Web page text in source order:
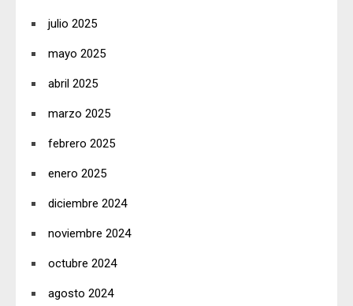
julio 2025
mayo 2025
abril 2025
marzo 2025
febrero 2025
enero 2025
diciembre 2024
noviembre 2024
octubre 2024
agosto 2024